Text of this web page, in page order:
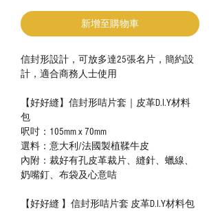
新增至購物車
信封形設計，可放多達25張名片，簡約設
計，適合商務人士使用
【好好縫】信封形咭片套｜皮革D.I.Y材料
包
呎吋：105mm x 70mm
選料：意大利/法國製植鞣牛皮
內附：裁好有孔皮革裁片、縫針、蠟線、
奶嘴釘、布袋及心意咭
【好好縫 】信封形咭片套 皮革D.I.Y材料包